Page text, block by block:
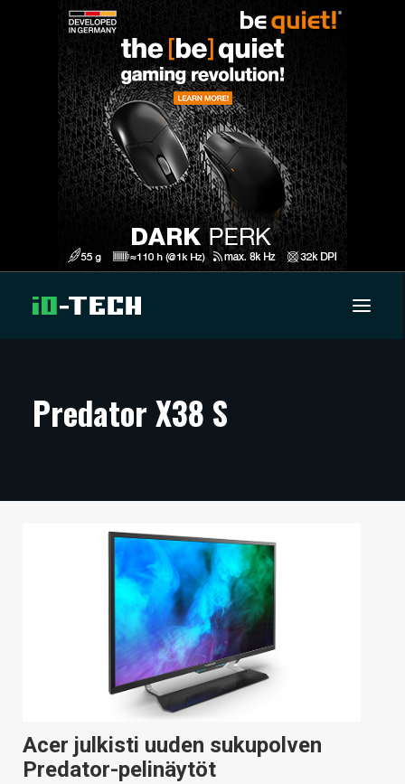
ARTIKKELIT
TECHBBS
HAKU
Predator X38 S
Acer julkisti uuden sukupolven
Predator-pelinäytöt